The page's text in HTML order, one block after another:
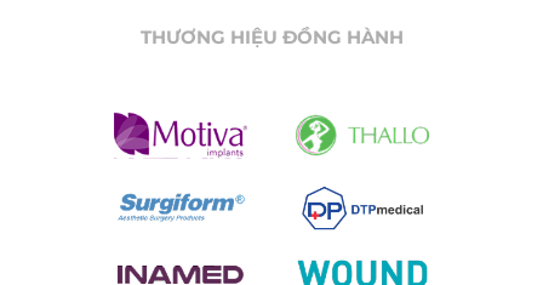
THƯƠNG HIỆU ĐỒNG HÀNH